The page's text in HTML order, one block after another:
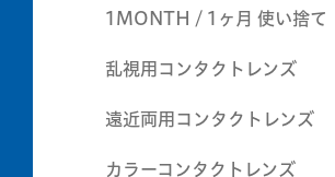
1MONTH / 1ヶ月 使い捨て
乱視用コンタクトレンズ
遠近両用コンタクトレンズ
カラーコンタクトレンズ